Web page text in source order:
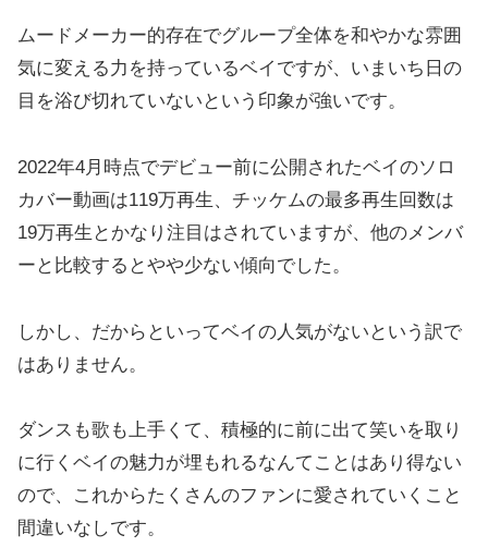
ムードメーカー的存在でグループ全体を和やかな雰囲
気に変える力を持っているベイですが、いまいち日の
目を浴び切れていないという印象が強いです。
2022年4月時点でデビュー前に公開されたベイのソロ
カバー動画は119万再生、チッケムの最多再生回数は
19万再生とかなり注目はされていますが、他のメンバ
ーと比較するとやや少ない傾向でした。
しかし、だからといってベイの人気がないという訳で
はありません。
ダンスも歌も上手くて、積極的に前に出て笑いを取り
に行くベイの魅力が埋もれるなんてことはあり得ない
ので、これからたくさんのファンに愛されていくこと
間違いなしです。